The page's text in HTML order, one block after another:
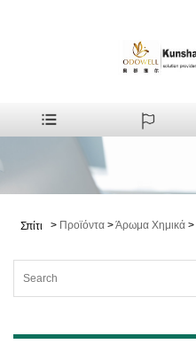
Σπίτι > Προϊόντα >Άρωμα Χημικά >